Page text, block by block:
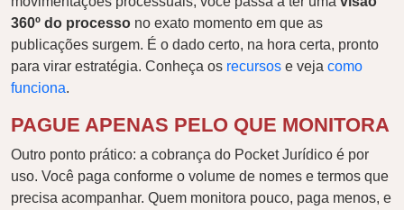
360º do processo no exato momento em que as
publicações surgem. É o dado certo, na hora certa, pronto
para virar estratégia. Conheça os recursos e veja como
funciona.
PAGUE APENAS PELO QUE MONITORA
Outro ponto prático: a cobrança do Pocket Jurídico é por
uso. Você paga conforme o volume de nomes e termos que
precisa acompanhar. Quem monitora pouco, paga menos, e